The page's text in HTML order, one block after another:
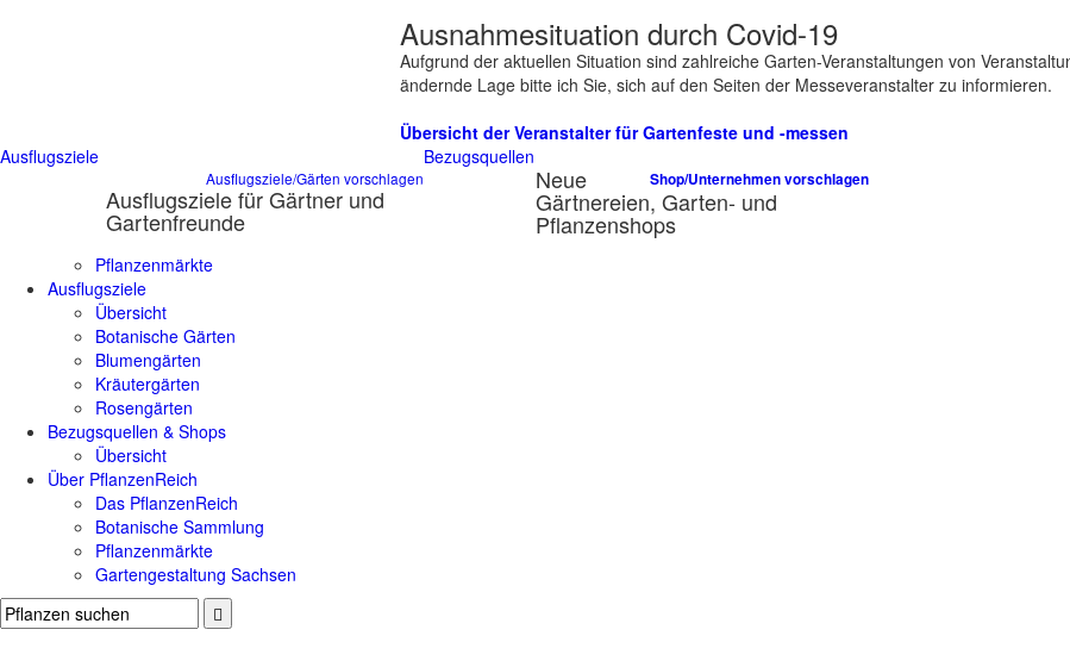
Ausnahmesituation durch Covid-19
Aufgrund der aktuellen Situation sind zahlreiche Garten-Veranstaltungen von
ändernde Lage bitte ich Sie, sich auf den Seiten der Messeveranstalter zu informieren.
Übersicht der Veranstalter für Gartenfeste und -messen
Ausflugsziele
Ausflugsziele/Gärten vorschlagen
Ausflugsziele für Gärtner und
Gartenfreunde
Bezugsquellen
Shop/Unternehmen vorschlagen
Neue
Gärtnereien, Garten- und
Pflanzenshops
Pflanzenmärkte
Ausflugsziele
Übersicht
Botanische Gärten
Blumengärten
Kräutergärten
Rosengärten
Bezugsquellen & Shops
Übersicht
Über PflanzenReich
Das PflanzenReich
Botanische Sammlung
Pflanzenmärkte
Gartengestaltung Sachsen